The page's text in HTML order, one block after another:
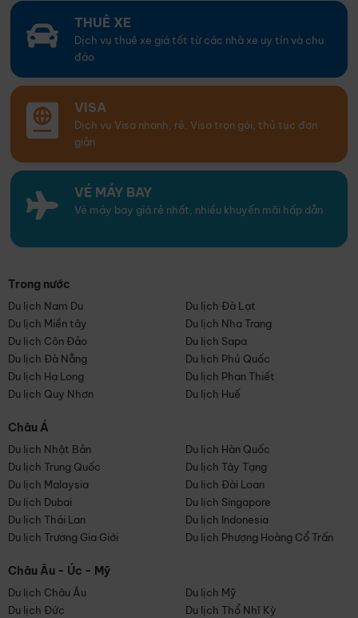
THUÊ XE
Dịch vụ thuê xe giá tốt từ các nhà xe uy tín và chu
đáo
VISA
Dịch vụ Visa nhanh, rẻ. Visa trọn gói, thủ tục đơn
giản
VÉ MÁY BAY
Vé máy bay giá rẻ nhất, nhiều khuyến mãi hấp dẫn
Trong nước
Du lịch Nam Du
Du lịch Đà Lạt
Du lịch Miền tây
Du lịch Nha Trang
Du lịch Côn Đảo
Du lịch Sapa
Du lịch Đà Nẵng
Du lịch Phú Quốc
Du lịch Hạ Long
Du lịch Phan Thiết
Du lịch Quy Nhơn
Du lịch Huế
Châu Á
Du lịch Nhật Bản
Du lịch Hàn Quốc
Du lịch Trung Quốc
Du lịch Tây Tạng
Du lịch Malaysia
Du lịch Đài Loan
Du lịch Dubai
Du lịch Singapore
Du lịch Thái Lan
Du lịch Indonesia
Du lịch Trương Gia Giới
Du lịch Phượng Hoàng Cổ Trấn
Châu Âu - Úc - Mỹ
Du lịch Châu Âu
Du lịch Mỹ
Du lịch Đức
Du lịch Thổ Nhĩ Kỳ